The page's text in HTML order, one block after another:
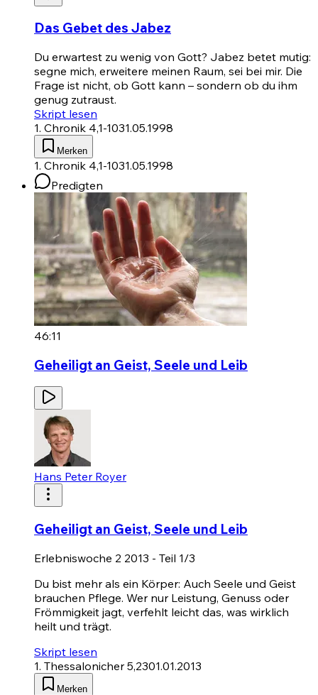
Das Gebet des Jabez
Du erwartest zu wenig von Gott? Jabez betet mutig:
segne mich, erweitere meinen Raum, sei bei mir. Die
Frage ist nicht, ob Gott kann – sondern ob du ihm
genug zutraust.
Skript lesen
1. Chronik 4,1-1031.05.1998
Merken
1. Chronik 4,1-1031.05.1998
Predigten
46:11
Geheiligt an Geist, Seele und Leib
Hans Peter Royer
Geheiligt an Geist, Seele und Leib
Erlebniswoche 2 2013 - Teil 1/3
Du bist mehr als ein Körper: Auch Seele und Geist
brauchen Pflege. Wer nur Leistung, Genuss oder
Frömmigkeit jagt, verfehlt leicht das, was wirklich
heilt und trägt.
Skript lesen
1. Thessalonicher 5,2301.01.2013
Merken